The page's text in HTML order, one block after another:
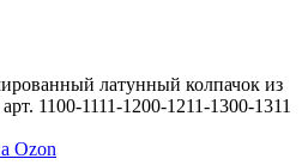
латунный колпачок из
1100-1111-1200-1211-1300-1311
Ozon